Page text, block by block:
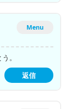
Menu
。
返信